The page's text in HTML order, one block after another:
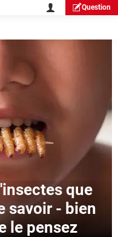
Question
que
savoir - bien
le pensez